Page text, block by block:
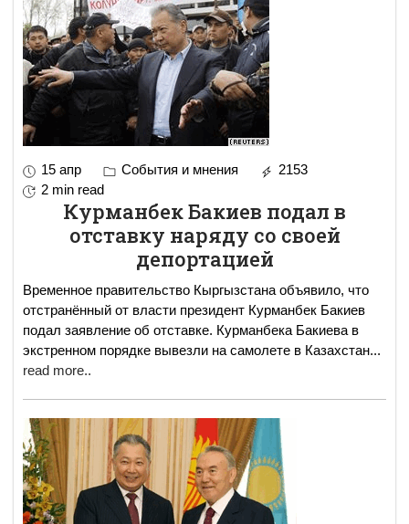
15 апр События и мнения
2153
2 min read
Курманбек Бакиев подал в
отставку наряду со своей
депортацией
Временное правительство Кыргызстана объявило, что
отстранённый от власти президент Курманбек Бакиев
подал заявление об отставке. Курманбека Бакиева в
экстренном порядке вывезли на самолете в Казахстан...
read more..